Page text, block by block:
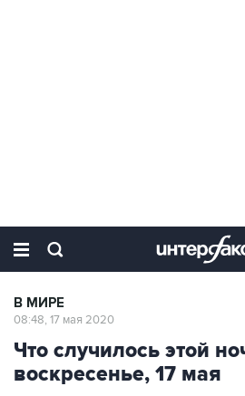
В МИРЕ
08:48, 17 мая 2020
Что случилось этой
воскресенье, 17 мая